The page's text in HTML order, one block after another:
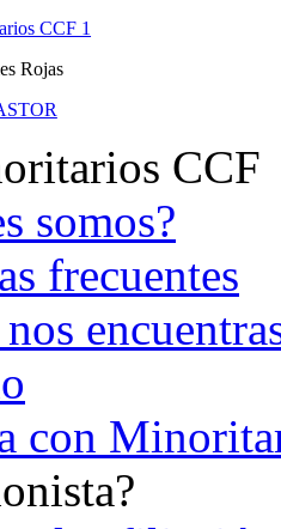
CCF
somos?
frecuentes
con